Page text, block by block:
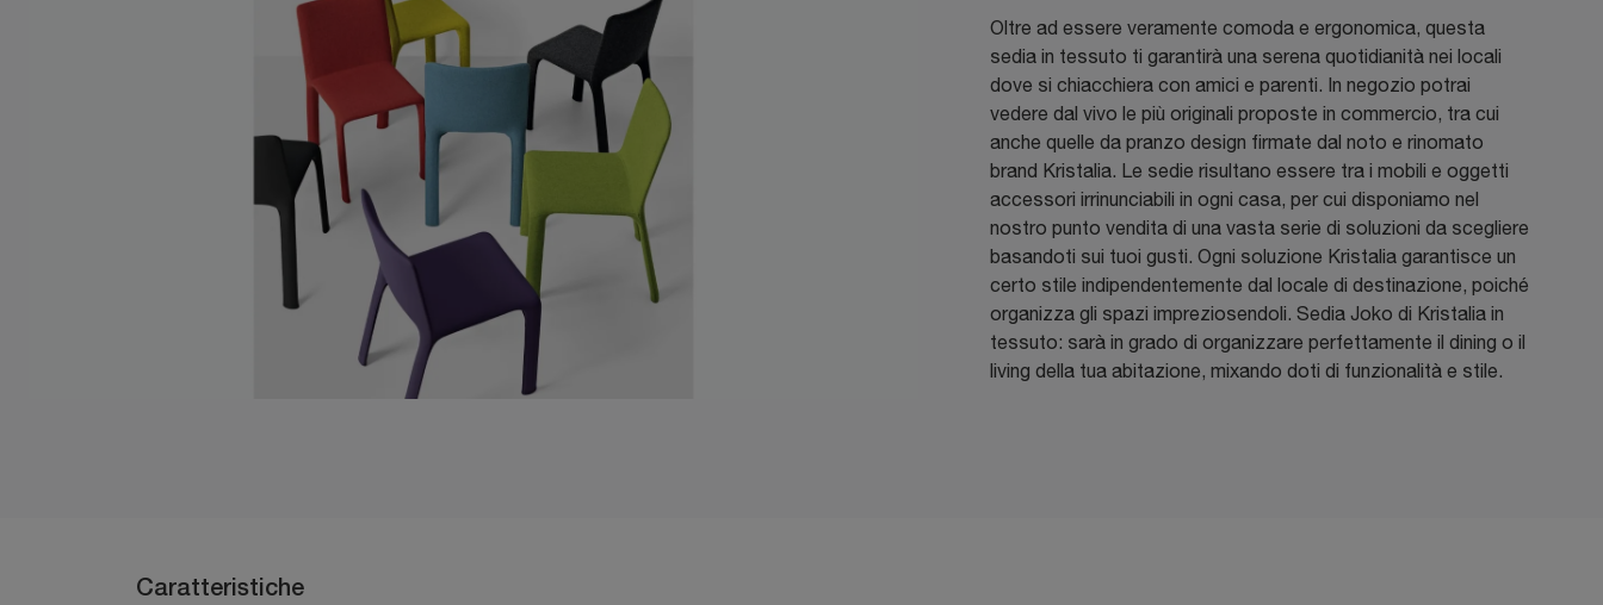
Oltre ad essere veramente comoda e ergonomica, questa
sedia in tessuto ti garantirà una serena quotidianità nei locali
dove si chiacchiera con amici e parenti. In negozio potrai
vedere dal vivo le più originali proposte in commercio, tra cui
anche quelle da pranzo design firmate dal noto e rinomato
brand Kristalia. Le sedie risultano essere tra i mobili e oggetti
accessori irrinunciabili in ogni casa, per cui disponiamo nel
nostro punto vendita di una vasta serie di soluzioni da scegliere
basandoti sui tuoi gusti. Ogni soluzione Kristalia garantisce un
certo stile indipendentemente dal locale di destinazione, poiché
organizza gli spazi impreziosendoli. Sedia Joko di Kristalia in
tessuto: sarà in grado di organizzare perfettamente il dining o il
living della tua abitazione, mixando doti di funzionalità e stile.
Caratteristiche